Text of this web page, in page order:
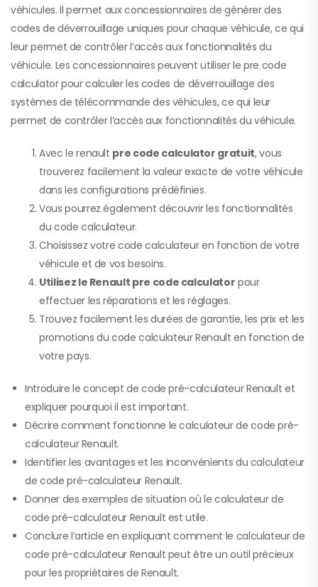
véhicules. Il permet aux concessionnaires de générer des
codes de déverrouillage uniques pour chaque véhicule, ce qui
leur permet de contrôler l’accès aux fonctionnalités du
véhicule. Les concessionnaires peuvent utiliser le pre code
calculator pour calculer les codes de déverrouillage des
systèmes de télécommande des véhicules, ce qui leur
permet de contrôler l’accès aux fonctionnalités du véhicule.
Avec le renault pre code calculator gratuit, vous
trouverez facilement la valeur exacte de votre véhicule
dans les configurations prédéfinies.
Vous pourrez également découvrir les fonctionnalités
du code calculateur.
Choisissez votre code calculateur en fonction de votre
véhicule et de vos besoins.
Utilisez le Renault pre code calculator pour
effectuer les réparations et les réglages.
Trouvez facilement les durées de garantie, les prix et les
promotions du code calculateur Renault en fonction de
votre pays.
Introduire le concept de code pré-calculateur Renault et
expliquer pourquoi il est important.
Décrire comment fonctionne le calculateur de code pré-
calculateur Renault.
Identifier les avantages et les inconvénients du calculateur
de code pré-calculateur Renault.
Donner des exemples de situation où le calculateur de
code pré-calculateur Renault est utile.
Conclure l’article en expliquant comment le calculateur de
code pré-calculateur Renault peut être un outil précieux
pour les propriétaires de Renault.